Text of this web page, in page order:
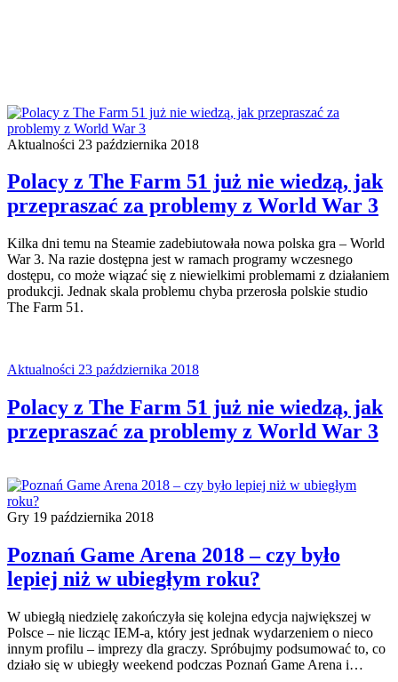
Aktualności 23 października 2018
Polacy z The Farm 51 już nie wiedzą, jak
przepraszać za problemy z World War 3
Kilka dni temu na Steamie zadebiutowała nowa polska gra – World
War 3. Na razie dostępna jest w ramach programy wczesnego
dostępu, co może wiązać się z niewielkimi problemami z działaniem
produkcji. Jednak skala problemu chyba przerosła polskie studio
The Farm 51.
Aktualności 23 października 2018
Polacy z The Farm 51 już nie wiedzą, jak
przepraszać za problemy z World War 3
Gry 19 października 2018
Poznań Game Arena 2018 – czy było
lepiej niż w ubiegłym roku?
W ubiegłą niedzielę zakończyła się kolejna edycja największej w
Polsce – nie licząc IEM-a, który jest jednak wydarzeniem o nieco
innym profilu – imprezy dla graczy. Spróbujmy podsumować to, co
działo się w ubiegły weekend podczas Poznań Game Arena i…